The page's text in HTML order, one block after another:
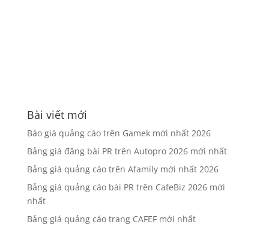
Bài viết mới
Báo giá quảng cáo trên Gamek mới nhất 2026
Bảng giá đăng bài PR trên Autopro 2026 mới nhất
Bảng giá quảng cáo trên Afamily mới nhất 2026
Bảng giá quảng cáo bài PR trên CafeBiz 2026 mới
nhất
Bảng giá quảng cáo trang CAFEF mới nhất